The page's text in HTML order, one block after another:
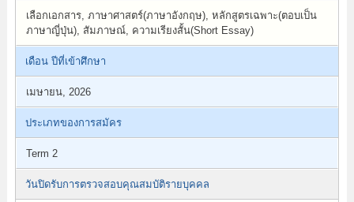
เลือกเอกสาร, ภาษาศาสตร์(ภาษาอังกฤษ), หลักสูตรเฉพาะ(ตอบเป็น
ภาษาญี่ปุ่น), สัมภาษณ์, ความเรียงสั้น(Short Essay)
เดือน ปีที่เข้าศึกษา
เมษายน, 2026
ประเภทของการสมัคร
Term 2
วันปิดรับการตรวจสอบคุณสมบัติรายบุคคล